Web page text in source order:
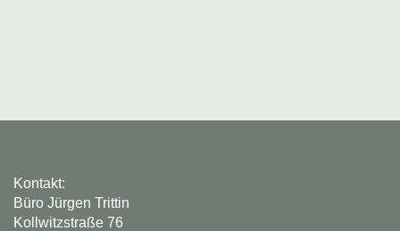
Kontakt:
Büro Jürgen Trittin
Kollwitzstraße 76